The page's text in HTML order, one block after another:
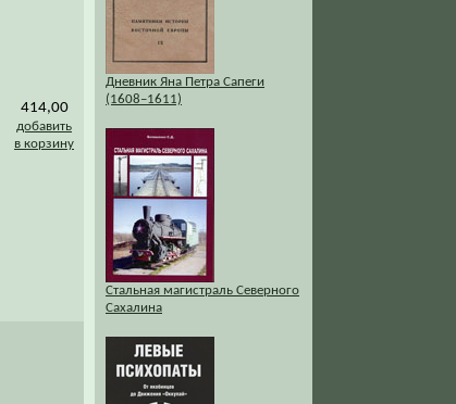
414,00
добавить
в корзину
Дневник Яна Петра Сапеги
(1608–1611)
Стальная магистраль Северного
Сахалина